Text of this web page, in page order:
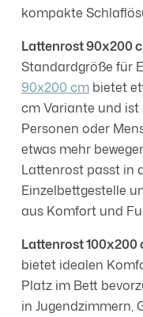
kompakte
Lattenrost 90x200
Standardgröße für
90x200 cm bietet
cm Variante und
Personen oder
etwas mehr
Lattenrost passt in
Einzelbettgestelle
aus Komfort und
Lattenrost 100x200
bietet idealen
Platz im Bett
in Jugendzimmern,